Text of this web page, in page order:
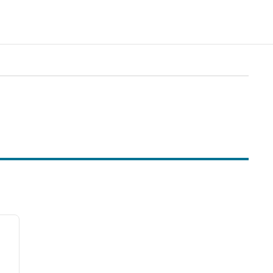
image suivante